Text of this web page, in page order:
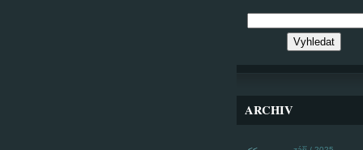
ARCHIV